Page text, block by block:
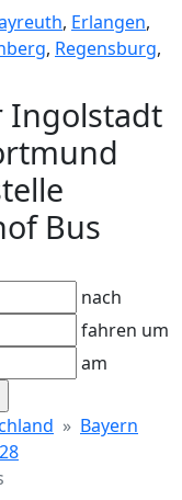
, Erlangen,
, Regensburg,
Ingolstadt
Bus
nach
fahren um
am
Bayern